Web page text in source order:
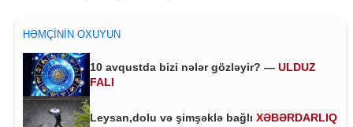
HƏMÇININ OXUYUN
10 avqustda bizi nələr gözləyir? — ULDUZ
FALI
Leysan,dolu və şimşəklə bağlı XƏBƏRDARLIQ